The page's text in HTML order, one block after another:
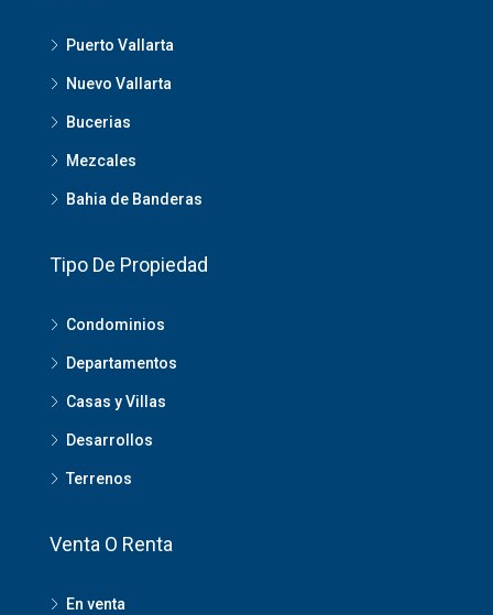
Puerto Vallarta
Nuevo Vallarta
Bucerias
Mezcales
Bahia de Banderas
Tipo De Propiedad
Condominios
Departamentos
Casas y Villas
Desarrollos
Terrenos
Venta O Renta
En venta